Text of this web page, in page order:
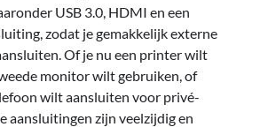
USB 3.0, HDMI en een
zodat je gemakkelijk externe
Of je nu een printer wilt
monitor wilt gebruiken, of
wilt aansluiten voor privé-
aansluitingen zijn veelzijdig en